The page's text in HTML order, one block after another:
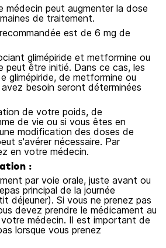
médecin peut augmenter la dose
de traitement.
est de 6 mg de
glimépiride et metformine ou
peut être initié. Dans ce cas, les
glimépiride, de metformine ou
besoin seront déterminées
de votre poids, de
de vie ou si vous êtes en
modification des doses de
s'avérer nécessaire. Par
en votre médecin.
:
par voie orale, juste avant ou
principal de la journée
déjeuner). Si vous ne prenez pas
devez prendre le médicament au
médecin. Il est important de
lorsque vous prenez